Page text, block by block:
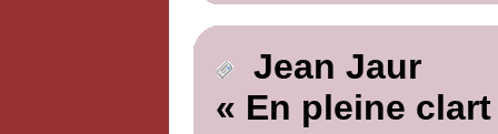
Jean Jaur
« En pleine clart